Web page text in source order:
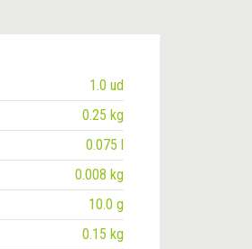
1.0 ud
0.25 kg
0.075 l
0.008 kg
10.0 g
0.15 kg